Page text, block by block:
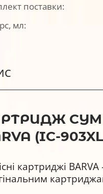
поставки:
мл:
(IC-
картриджі